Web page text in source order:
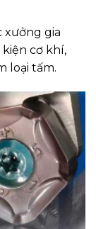
xưởng gia
cơ khí,
loại tấm.